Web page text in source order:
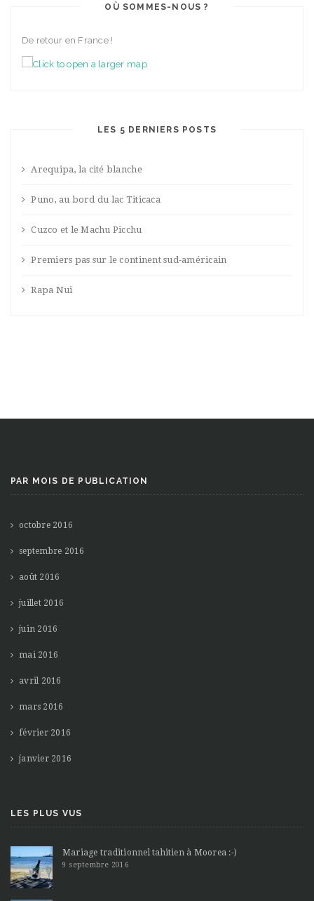
OÙ SOMMES-NOUS ?
De retour en France !
LES 5 DERNIERS POSTS
Arequipa, la cité blanche
Puno, au bord du lac Titicaca
Cuzco et le Machu Picchu
Premiers pas sur le continent sud-américain
Rapa Nui
PAR MOIS DE PUBLICATION
octobre 2016
septembre 2016
août 2016
juillet 2016
juin 2016
mai 2016
avril 2016
mars 2016
février 2016
janvier 2016
LES PLUS VUS
Mariage traditionnel tahitien à Moorea :-)
9 septembre 2016